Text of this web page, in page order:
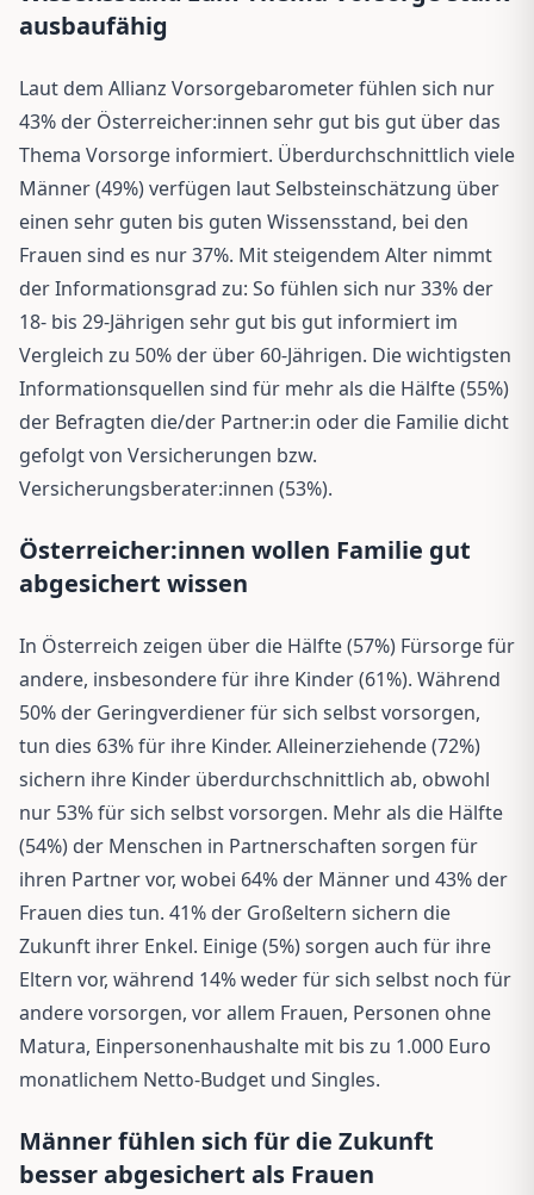
ausbaufähig
Laut dem Allianz Vorsorgebarometer fühlen sich nur
43% der Österreicher:innen sehr gut bis gut über das
Thema Vorsorge informiert. Überdurchschnittlich viele
Männer (49%) verfügen laut Selbsteinschätzung über
einen sehr guten bis guten Wissensstand, bei den
Frauen sind es nur 37%. Mit steigendem Alter nimmt
der Informationsgrad zu: So fühlen sich nur 33% der
18- bis 29-Jährigen sehr gut bis gut informiert im
Vergleich zu 50% der über 60-Jährigen. Die wichtigsten
Informationsquellen sind für mehr als die Hälfte (55%)
der Befragten die/der Partner:in oder die Familie dicht
gefolgt von Versicherungen bzw.
Versicherungsberater:innen (53%).
Österreicher:innen wollen Familie gut
abgesichert wissen
In Österreich zeigen über die Hälfte (57%) Fürsorge für
andere, insbesondere für ihre Kinder (61%). Während
50% der Geringverdiener für sich selbst vorsorgen,
tun dies 63% für ihre Kinder. Alleinerziehende (72%)
sichern ihre Kinder überdurchschnittlich ab, obwohl
nur 53% für sich selbst vorsorgen. Mehr als die Hälfte
(54%) der Menschen in Partnerschaften sorgen für
ihren Partner vor, wobei 64% der Männer und 43% der
Frauen dies tun. 41% der Großeltern sichern die
Zukunft ihrer Enkel. Einige (5%) sorgen auch für ihre
Eltern vor, während 14% weder für sich selbst noch für
andere vorsorgen, vor allem Frauen, Personen ohne
Matura, Einpersonenhaushalte mit bis zu 1.000 Euro
monatlichem Netto-Budget und Singles.
Männer fühlen sich für die Zukunft
besser abgesichert als Frauen